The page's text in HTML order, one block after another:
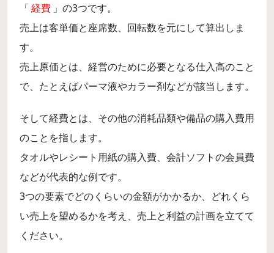
「経費 」の3つです。
売上は客単価と座席数、回転数を元にして算出しま
す。
売上原価とは、経営のために必要となる仕入高のこと
で、たとえばパーマ液やカラー剤などが該当します。
そして経費とは、その他の消耗品類や備品の購入費用
のことを指します。
タオルやレシート用紙の購入費、会計ソフトの会員費
などが代表的な例です。
3つの要素でどのくらいの金額がかかるか、どれくら
い売上を望めるかを考え、売上と利益の計画を立てて
ください。